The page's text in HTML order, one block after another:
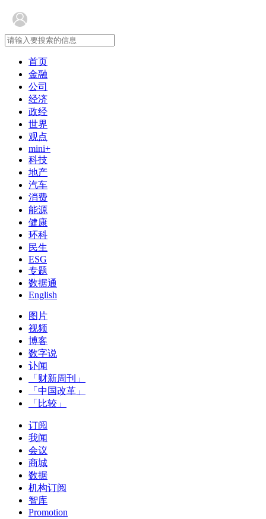
首页
金融
公司
经济
政经
世界
观点
mini+
科技
地产
汽车
消费
能源
健康
环科
民生
ESG
专题
数据通
English
图片
视频
博客
数字说
讣闻
「财新周刊」
「中国改革」
「比较」
订阅
我闻
会议
商城
数据
机构订阅
智库
Promotion